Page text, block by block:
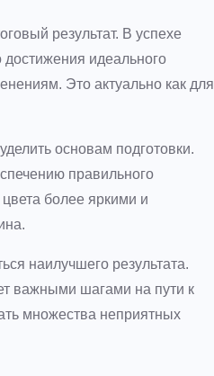
результат. В успехе
достижения идеального
Это актуально как для
основам подготовки.
правильного
более яркими и
наилучшего результата.
важными шагами на пути к
множества неприятных